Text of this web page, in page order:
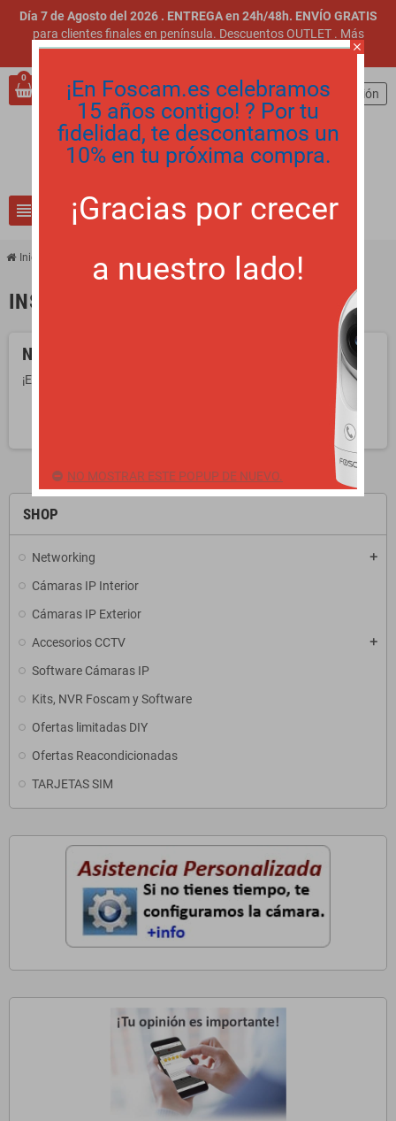
Día 7 de Agosto del 2026 . ENTREGA en 24h/48h. ENVÍO GRATIS
para clientes finales en península. Descuentos OUTLET . Más
información.
0
view_headline search
personIniciar sesión
Inicio
SHOP
Networking add
Cámaras IP Interior
Cámaras IP Exterior
Accesorios CCTV
add
Software Cámaras IP
Kits, NVR Foscam y Software
Ofertas limitadas DIY
Ofertas Reacondicionadas
TARJETAS SIM
INSTRUMENTACIÓN INSTALADORES
No hay productos disponibles
¡Estate atento! Próximamente se añadirán más productos.
close
¡En Foscam.es celebramos
15 años contigo! ? Por tu
fidelidad, te descontamos un
10% en tu próxima compra.
¡Gracias por crecer
a nuestro lado!
NO MOSTRAR ESTE POPUP DE NUEVO.